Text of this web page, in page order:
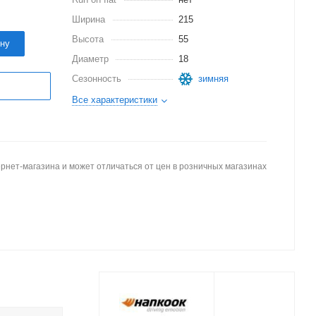
Ширина
215
Высота
55
Диаметр
18
Сезонность
зимняя
Все характеристики
магазина и может отличаться от цен в розничных магазинах